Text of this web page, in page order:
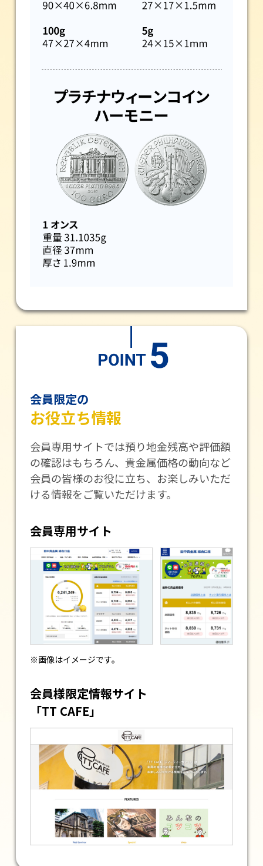
会員限定の
お役立ち情報
会員専用サイトでは預り地金残高や評価額
の確認はもちろん、貴金属価格の動向など
会員の皆様のお役に立ち、お楽しみいただ
ける情報をご覧いただけます。
会員専用サイト
※画像はイメージです。
会員様限定情報サイト
「TT CAFE」